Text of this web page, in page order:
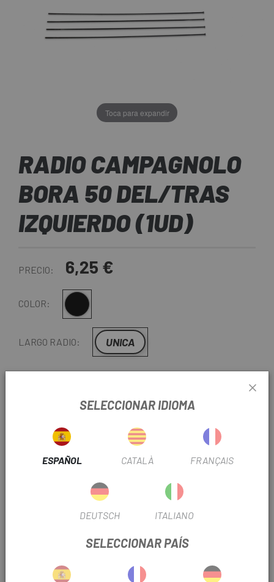
Toca para expandir
RADIO CAMPAGNOLO
BORA 50 DEL/TRAS
IZQUIERDO (1UD)
PRECIO: 6,25 €
COLOR: Negro
LARGO RADIO: UNICA
+ AÑADIR AL CARRITO
ENTREGA EN 48 HORAS
Excepto últimas unidades o productos en liquidación.
método de envío.
SELECCIONAR IDIOMA
ESPAÑOL CATALÀ FRANÇAIS
DEUTSCH ITALIANO
SELECCIONAR PAÍS